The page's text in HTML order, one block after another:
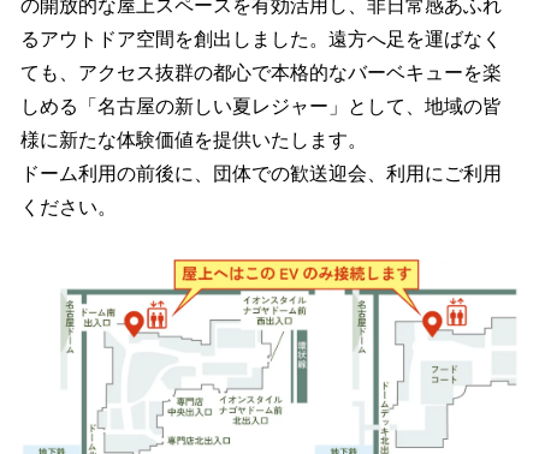
の開放的な屋上スペースを有効活用し、非日常感あふれ
るアウトドア空間を創出しました。遠方へ足を運ばなく
ても、アクセス抜群の都心で本格的なバーベキューを楽
しめる「名古屋の新しい夏レジャー」として、地域の皆
様に新たな体験価値を提供いたします。
ドーム利用の前後に、団体での歓送迎会、利用にご利用
ください。